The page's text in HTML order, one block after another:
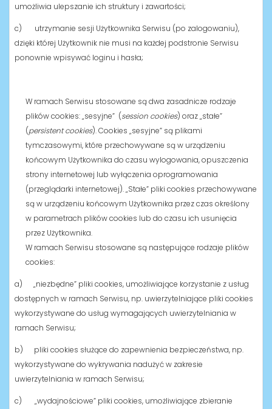
umożliwia ulepszanie ich struktury i zawartości;
c) utrzymanie sesji Użytkownika Serwisu (po zalogowaniu),
dzięki której Użytkownik nie musi na każdej podstronie Serwisu
ponownie wpisywać loginu i hasła;
W ramach Serwisu stosowane są dwa zasadnicze rodzaje
plików cookies: „sesyjne” (session cookies) oraz „stałe”
(persistent cookies). Cookies „sesyjne” są plikami
tymczasowymi, które przechowywane są w urządzeniu
końcowym Użytkownika do czasu wylogowania, opuszczenia
strony internetowej lub wyłączenia oprogramowania
(przeglądarki internetowej). „Stałe” pliki cookies przechowywane
są w urządzeniu końcowym Użytkownika przez czas określony
w parametrach plików cookies lub do czasu ich usunięcia
przez Użytkownika.
W ramach Serwisu stosowane są następujące rodzaje plików
cookies:
a) „niezbędne” pliki cookies, umożliwiające korzystanie z usług
dostępnych w ramach Serwisu, np. uwierzytelniające pliki cookies
wykorzystywane do usług wymagających uwierzytelniania w
ramach Serwisu;
b) pliki cookies służące do zapewnienia bezpieczeństwa, np.
wykorzystywane do wykrywania nadużyć w zakresie
uwierzytelniania w ramach Serwisu;
c) „wydajnościowe” pliki cookies, umożliwiające zbieranie